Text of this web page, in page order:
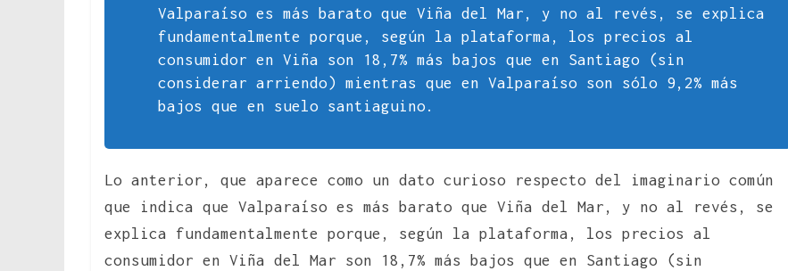
Valparaíso es más barato que Viña del Mar, y no al revés, se explica
fundamentalmente porque, según la plataforma, los precios al
consumidor en Viña son 18,7% más bajos que en Santiago (sin
considerar arriendo) mientras que en Valparaíso son sólo 9,2% más
bajos que en suelo santiaguino.
Lo anterior, que aparece como un dato curioso respecto del imaginario común
que indica que Valparaíso es más barato que Viña del Mar, y no al revés, se
explica fundamentalmente porque, según la plataforma, los precios al
consumidor en Viña del Mar son 18,7% más bajos que en Santiago (sin